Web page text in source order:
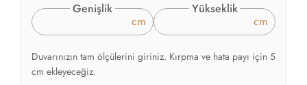
Genişlik
cm
Yükseklik
cm
Duvarınızın tam ölçülerini giriniz. Kırpma ve hata payı için 5
cm ekleyeceğiz.